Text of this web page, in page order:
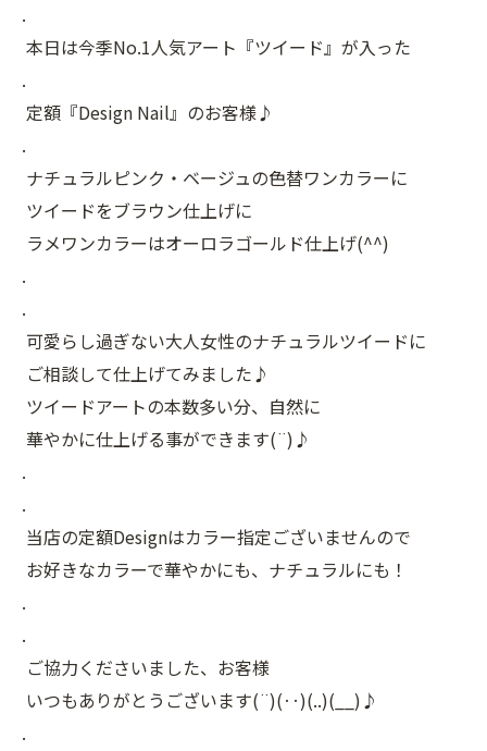
.
本日は今季No.1人気アート『ツイード』が入った
.
定額『Design Nail』のお客様♪
.
ナチュラルピンク・ベージュの色替ワンカラーに
ツイードをブラウン仕上げに
ラメワンカラーはオーロラゴールド仕上げ(^^)
.
.
可愛らし過ぎない大人女性のナチュラルツイードに
ご相談して仕上げてみました♪
ツイードアートの本数多い分、自然に
華やかに仕上げる事ができます(¨)♪
.
.
当店の定額Designはカラー指定ございませんので
お好きなカラーで華やかにも、ナチュラルにも！
.
.
ご協力くださいました、お客様
いつもありがとうございます(¨)(‥)(..)(__)♪
.